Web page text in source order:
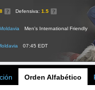
Defensiva: 1.5
Men's International Friendly
07:45 EDT
Orden Alfabético